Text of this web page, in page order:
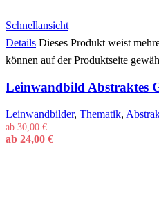
Schnellansicht
Details Dieses Produkt weist
können auf der Produktseite
Leinwandbild Abstraktes
Leinwandbilder, Thematik,
ab30,00€
ab 24,00 €